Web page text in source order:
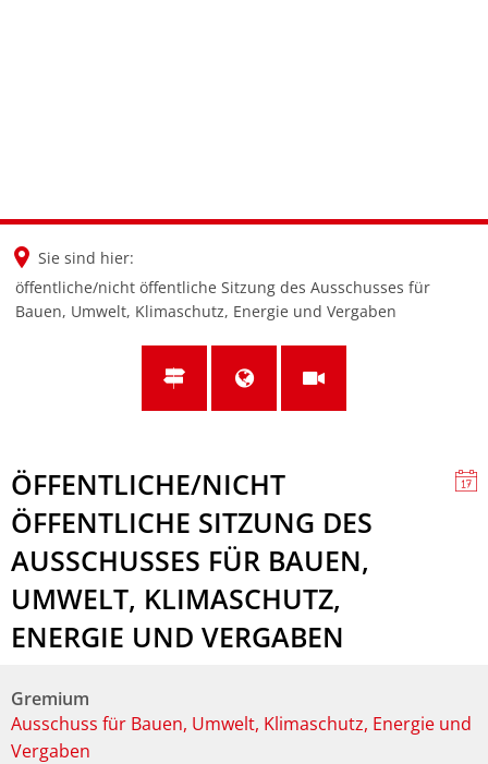
Sie sind hier:
öffentliche/nicht öffentliche Sitzung des Ausschusses für
Bauen, Umwelt, Klimaschutz, Energie und Vergaben
ÖFFENTLICHE/NICHT
ÖFFENTLICHE SITZUNG DES
AUSSCHUSSES FÜR BAUEN,
UMWELT, KLIMASCHUTZ,
ENERGIE UND VERGABEN
Gremium
Ausschuss für Bauen, Umwelt, Klimaschutz, Energie und
Vergaben